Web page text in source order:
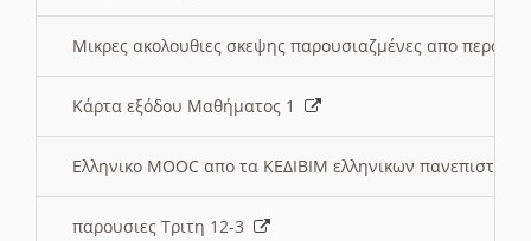
Μικρες ακολουθιες σκεψης παρουσιαζμένες απο
Κάρτα εξόδου Μαθήματος 1
Ελληνικο MOOC απο τα ΚΕΔΙΒΙΜ ελληνικων
παρουσιες Τριτη 12-3